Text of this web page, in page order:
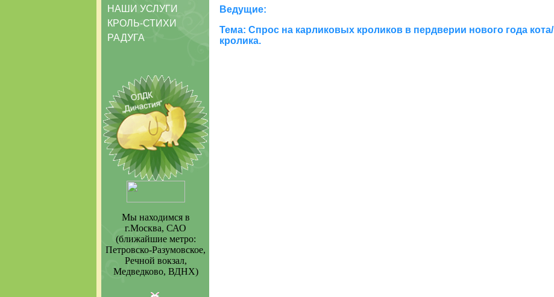
НАШИ УСЛУГИ
КРОЛЬ-СТИХИ
РАДУГА
Мы находимся в
г.Москва, САО
(ближайшие метро:
Петровско-Разумовское,
Речной вокзал,
Медведково, ВДНХ)
Ведущие:
Тема: Спрос на карликовых кроликов в пердверии нового года кота/
кролика.